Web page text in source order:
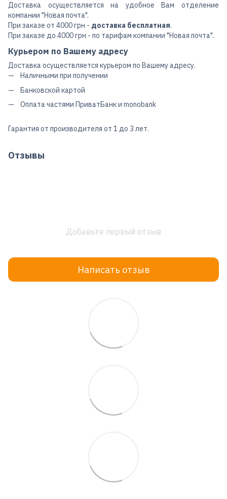
Доставка осуществляется на удобное Вам отделение
компании "Новая почта".
При заказе от 4000 грн - доставка бесплатная.
При заказе до 4000 грн - по тарифам компании "Новая почта".
Курьером по Вашему адресу
Доставка осуществляется курьером по Вашему адресу.
Наличными при получении
Банковской картой
Оплата частями ПриватБанк и monobank
Гарантия от производителя от 1 до 3 лет.
Отзывы
Добавьте первый отзыв
Написать отзыв